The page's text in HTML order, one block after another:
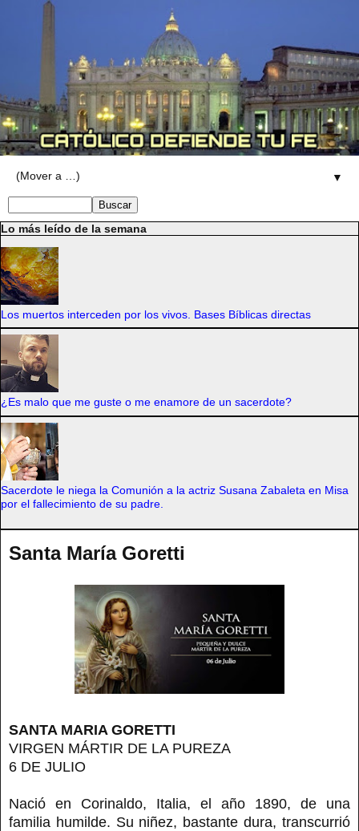
▼
Lo más leído de la semana
Los muertos interceden por los vivos. Bases Bíblicas directas
¿Es malo que me guste o me enamore de un sacerdote?
Sacerdote le niega la Comunión a la actriz Susana Zabaleta en Misa
por el fallecimiento de su padre.
Santa María Goretti
SANTA MARIA GORETTI
VIRGEN MÁRTIR DE LA PUREZA
6 DE JULIO
Nació en Corinaldo, Italia, el año 1890, de una
familia humilde. Su niñez, bastante dura, transcurrió